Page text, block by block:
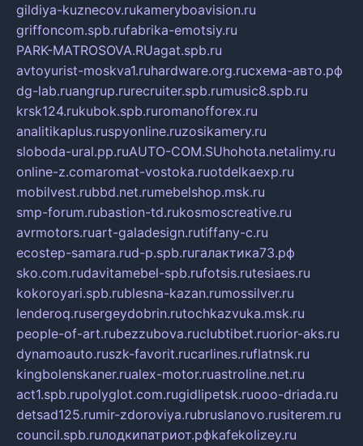
gildiya-kuznecov.rukameryboavision.ru
griffoncom.spb.rufabrika-emotsiy.ru
PARK-MATROSOVA.RUagat.spb.ru
avtoyurist-moskva1.ruhardware.org.ruсхема-авто.рф
dg-lab.ruangrup.rurecruiter.spb.rumusic8.spb.ru
krsk124.rukubok.spb.ruromanofforex.ru
analitikaplus.ruspyonline.ruzosikamery.ru
sloboda-ural.pp.ruAUTO-COM.SUhohota.netalimy.ru
online-z.comaromat-vostoka.ruotdelkaexp.ru
mobilvest.rubbd.net.rumebelshop.msk.ru
smp-forum.rubastion-td.rukosmoscreative.ru
avrmotors.ruart-galadesign.rutiffany-c.ru
ecostep-samara.rud-p.spb.ruгалактика73.рф
sko.com.rudavitamebel-spb.rufotsis.rutesiaes.ru
kokoroyari.spb.rublesna-kazan.rumossilver.ru
lenderoq.rusergeydobrin.rutochkazvuka.msk.ru
people-of-art.rubezzubova.ruclubtibet.ruorior-aks.ru
dynamoauto.ruszk-favorit.rucarlines.ruflatnsk.ru
kingbolenskaner.rualex-motor.ruastroline.net.ru
act1.spb.rupolyglot.com.rugidlipetsk.ruooo-driada.ru
detsad125.rumir-zdoroviya.rubruslanovo.rusiterem.ru
council.spb.ruлодкипатриот.рфkafekolizey.ru